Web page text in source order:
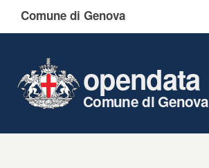
Comune di Genova
opendata
Comune di Genova